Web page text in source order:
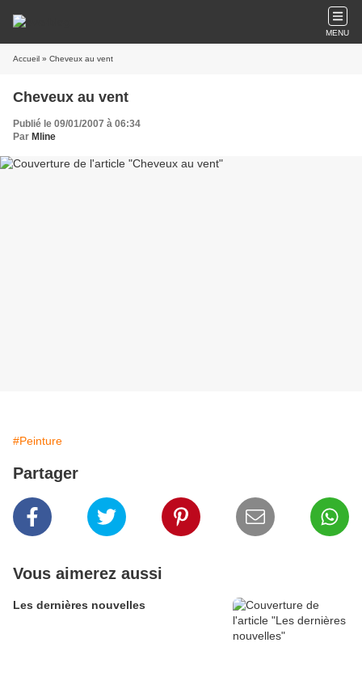
MENU
Accueil » Cheveux au vent
Cheveux au vent
Publié le 09/01/2007 à 06:34
Par Mline
#Peinture
Partager
Vous aimerez aussi
Les dernières nouvelles